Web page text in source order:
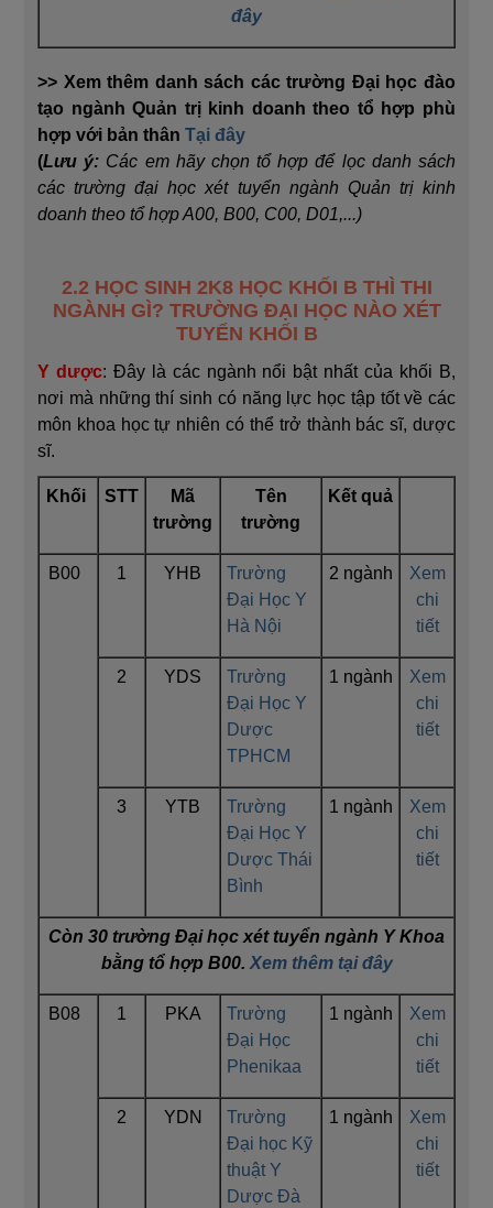
đây
>> Xem thêm danh sách các trường Đại học đào
tạo ngành Quản trị kinh doanh theo tổ hợp phù
hợp với bản thân Tại đây
(Lưu ý: Các em hãy chọn tổ hợp để lọc danh sách
các trường đại học xét tuyển ngành Quản trị kinh
doanh theo tổ hợp A00, B00, C00, D01,...)
2.2 HỌC SINH 2K8 HỌC KHỐI B THÌ THI
NGÀNH GÌ? TRƯỜNG ĐẠI HỌC NÀO XÉT
TUYỂN KHỐI B
Y dược: Đây là các ngành nổi bật nhất của khối B,
nơi mà những thí sinh có năng lực học tập tốt về các
môn khoa học tự nhiên có thể trở thành bác sĩ, dược
sĩ.
Khối STT
Mã
trường
Tên
trường
Kết quả
B00 1 YHB
Trường
Đại Học Y
Hà Nội
2 ngành
Xem
chi
tiết
2 YDS
Trường
Đại Học Y
Dược
TPHCM
1 ngành
Xem
chi
tiết
3 YTB
Trường
Đại Học Y
Dược Thái
Bình
1 ngành
Xem
chi
tiết
Còn 30 trường Đại học xét tuyển ngành Y Khoa
bằng tổ hợp B00. Xem thêm tại đây
B08 1 PKA
Trường
Đại Học
Phenikaa
1 ngành
Xem
chi
tiết
2 YDN
Trường
Đại học Kỹ
thuật Y
Dược Đà
1 ngành
Xem
chi
tiết